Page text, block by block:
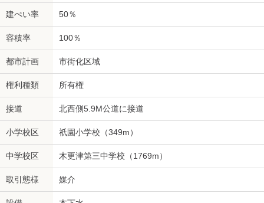
建ぺい率 50％
容積率 100％
都市計画 市街化区域
権利種類 所有権
接道 北西側5.9M公道に接道
小学校区 祇園小学校（349m）
中学校区 木更津第三中学校（1769m）
取引態様 媒介